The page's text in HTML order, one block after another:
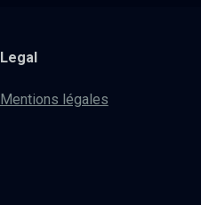
Legal
Mentions légales